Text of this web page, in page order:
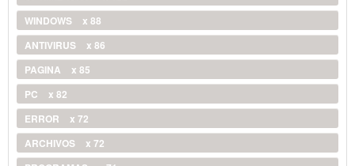
WINDOWS
x 88
ANTIVIRUS
x 86
PAGINA
x 85
PC
x 82
ERROR
x 72
ARCHIVOS
x 72